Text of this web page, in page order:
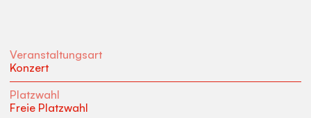
Veranstaltungsart
Konzert
Platzwahl
Freie Platzwahl